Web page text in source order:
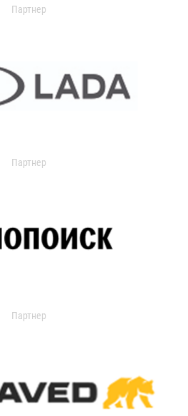
Партнер
Партнер
Партнер